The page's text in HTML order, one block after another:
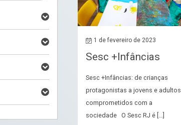
1 de fevereiro de 2023
Sesc +Infâncias
Sesc +Infâncias: de crianças
protagonistas a jovens e adultos
comprometidos com a
sociedade O Sesc RJ é […]